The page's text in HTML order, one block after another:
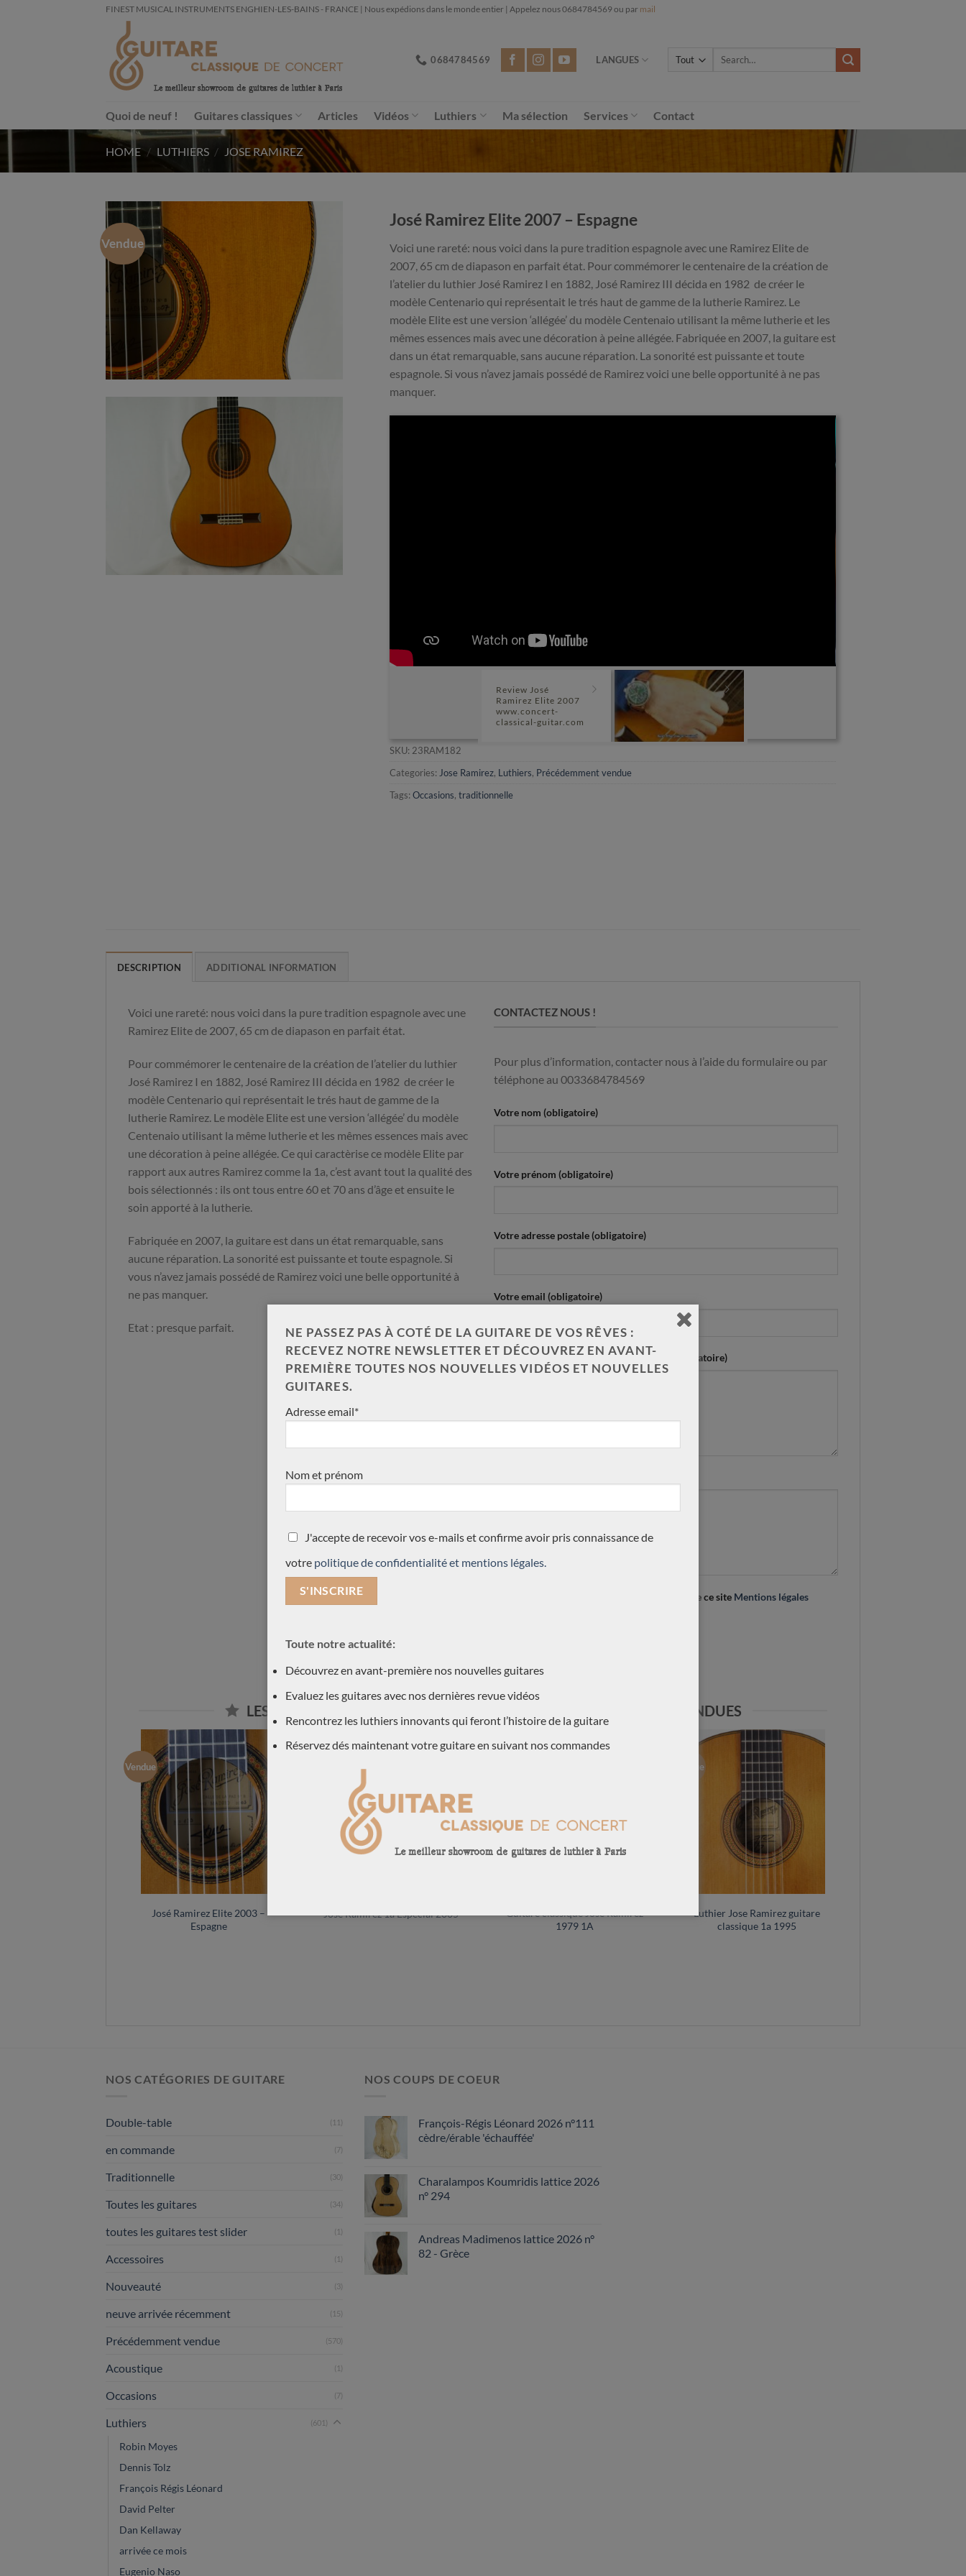
FINEST MUSICAL INSTRUMENTS ENGHIEN-LES-BAINS - FRANCE | Nous expédions dans le monde entier | Appelez nous 0684784569 ou par mail
0684784569 LANGUES
Search
Quoi de neuf ! Guitares classiques Articles Vidéos Luthiers Ma sélection Services Contact
HOME / LUTHIERS / JOSE RAMIREZ
Vendue
José Ramirez Elite 2007 – Espagne
Voici une rareté: nous voici dans la pure tradition espagnole avec une Ramirez Elite de
2007, 65 cm de diapason en parfait état. Pour commémorer le centenaire de la création de
l’atelier du luthier José Ramirez I en 1882, José Ramirez III décida en 1982 de créer le
modèle Centenario qui représentait le trés haut de gamme de la lutherie Ramirez. Le
modèle Elite est une version ‘allégée’ du modèle Centenaio utilisant la même lutherie et les
mêmes essences mais avec une décoration à peine allégée. Fabriquée en 2007, la guitare est
dans un état remarquable, sans aucune réparation. La sonorité est puissante et toute
espagnole. Si vous n’avez jamais possédé de Ramirez voici une belle opportunité à ne pas
manquer.
Review José
Ramirez Elite 2007
www.concert-
classical-guitar.com
SKU: 23RAM182
Categories: Jose Ramirez, Luthiers, Précédemment vendue
Tags: Occasions, traditionnelle
DESCRIPTION ADDITIONAL INFORMATION
Voici une rareté: nous voici dans la pure tradition espagnole avec une
Ramirez Elite de 2007, 65 cm de diapason en parfait état.
Pour commémorer le centenaire de la création de l’atelier du luthier
José Ramirez I en 1882, José Ramirez III décida en 1982 de créer le
modèle Centenario qui représentait le trés haut de gamme de la
lutherie Ramirez. Le modèle Elite est une version ‘allégée’ du modèle
Centenaio utilisant la même lutherie et les mêmes essences mais avec
une décoration à peine allégée. Ce qui caractèrise ce modèle Elite par
rapport aux autres Ramirez comme la 1a, c’est avant tout la qualité des
bois sélectionnés : ils ont tous entre 60 et 70 ans d’âge et ensuite le
soin apporté à la lutherie.
Fabriquée en 2007, la guitare est dans un état remarquable, sans
aucune réparation. La sonorité est puissante et toute espagnole. Si
vous n’avez jamais possédé de Ramirez voici une belle opportunité à
ne pas manquer.
Etat : presque parfait.
CONTACTEZ NOUS !
Pour plus d’information, contacter nous à l’aide du formulaire ou par
téléphone au 0033684784569
Votre nom (obligatoire)
Votre prénom (obligatoire)
Votre adresse postale (obligatoire)
Votre email (obligatoire)
Quelle est la guitare qui vous intéresse ? (obligatoire)
J’accepte la politique de confidentialité de ce site Mentions légales
LES GUITARES CLASSIQUES DE JOSÉ RAMIREZ PRÉCÉDEMMENT VENDUES
Vendue
José Ramirez Elite 2003 –
Espagne
Jose Ramirez 1a Especial 2005
Guitare classique Jose Ramirez
1979 1A
Vendue
Luthier Jose Ramirez guitare
classique 1a 1995
NOS CATÉGORIES DE GUITARE
Double-table (11)
en commande (7)
Traditionnelle (30)
Toutes les guitares (34)
toutes les guitares test slider (1)
Accessoires (1)
Nouveauté (3)
neuve arrivée récemment (15)
Précédemment vendue (570)
Acoustique (1)
Occasions (7)
Luthiers (601)
Robin Moyes
Dennis Tolz
François Régis Léonard
David Pelter
Dan Kellaway
arrivée ce mois
Eugenio Naso
NOS COUPS DE COEUR
François-Régis Léonard 2026 n°111
cèdre/érable 'échauffée'
Charalampos Koumridis lattice 2026
n° 294
Andreas Madimenos lattice 2026 n°
82 - Grèce
NE PASSEZ PAS À COTÉ DE LA GUITARE DE VOS RÊVES :
RECEVEZ NOTRE NEWSLETTER ET DÉCOUVREZ EN AVANT-
PREMIÈRE TOUTES NOS NOUVELLES VIDÉOS ET NOUVELLES
GUITARES.
Adresse email*
Nom et prénom
J'accepte de recevoir vos e-mails et confirme avoir pris connaissance de
votre politique de confidentialité et mentions légales.
Toute notre actualité:
Découvrez en avant-première nos nouvelles guitares
Evaluez les guitares avec nos dernières revue vidéos
Rencontrez les luthiers innovants qui feront l’histoire de la guitare
Réservez dés maintenant votre guitare en suivant nos commandes